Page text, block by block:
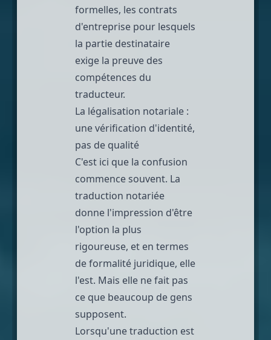
formelles, les contrats
d'entreprise pour lesquels
la partie destinataire
exige la preuve des
compétences du
traducteur.
La légalisation notariale :
une vérification d'identité,
pas de qualité
C'est ici que la confusion
commence souvent. La
traduction notariée
donne l'impression d'être
l'option la plus
rigoureuse, et en termes
de formalité juridique, elle
l'est. Mais elle ne fait pas
ce que beaucoup de gens
supposent.
Lorsqu'une traduction est